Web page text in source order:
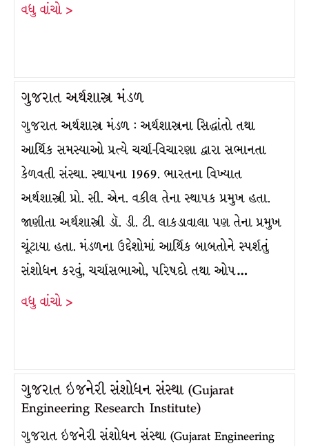
વધુ વાંચો >
ગુજરાત અર્થશાસ્ત્ર મંડળ
ગુજરાત અર્થશાસ્ત્ર મંડળ : અર્થશાસ્ત્રના સિદ્ધાંતો તથા
આર્થિક સમસ્યાઓ પ્રત્યે ચર્ચા-વિચારણા દ્વારા સભાનતા
કેળવતી સંસ્થા. સ્થાપના 1969. ભારતના વિખ્યાત
અર્થશાસ્ત્રી પ્રો. સી. એન. વકીલ તેના સ્થાપક પ્રમુખ હતા.
જાણીતા અર્થશાસ્ત્રી ડૉ. ડી. ટી. લાકડાવાલા પણ તેના પ્રમુખ
ચૂંટાયા હતા. મંડળના ઉદ્દેશોમાં આર્થિક બાબતોને સ્પર્શતું
સંશોધન કરવું, ચર્ચાસભાઓ, પરિષદો તથા ઓપ…
વધુ વાંચો >
ગુજરાત ઇજનેરી સંશોધન સંસ્થા (Gujarat
Engineering Research Institute)
ગુજરાત ઇજનેરી સંશોધન સંસ્થા (Gujarat Engineering